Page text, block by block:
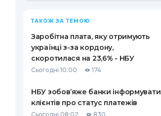
ТАКОЖ ЗА ТЕМОЮ
Заробітна плата, яку отримують
українці з-за кордону,
скоротилася на 23,6% - НБУ
Сьогодні 10:00 174
НБУ зобов’яже банки інформувати
клієнтів про статус платежів
Сьогодні 08:02 830